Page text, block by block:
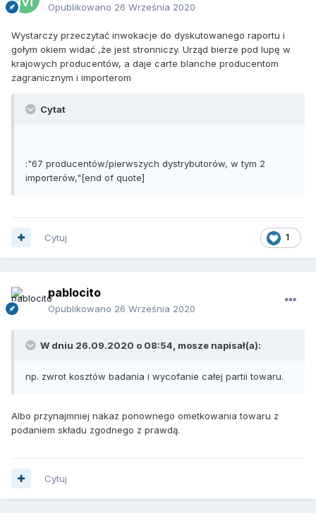
Opublikowano 26 Września 2020
Wystarczy przeczytać inwokacje do dyskutowanego raportu i
gołym okiem widać ,że jest stronniczy. Urząd bierze pod lupę w
krajowych producentów, a daje carte blanche producentom
zagranicznym i importerom
Cytat
:"67 producentów/pierwszych dystrybutorów, w tym 2
importerów,"[end of quote]
1
Cytuj
pablocito
Opublikowano 26 Września 2020
W dniu 26.09.2020 o 08:54, mosze napisał(a):
np. zwrot kosztów badania i wycofanie całej partii towaru.
Albo przynajmniej nakaz ponownego ometkowania towaru z
podaniem składu zgodnego z prawdą.
Cytuj